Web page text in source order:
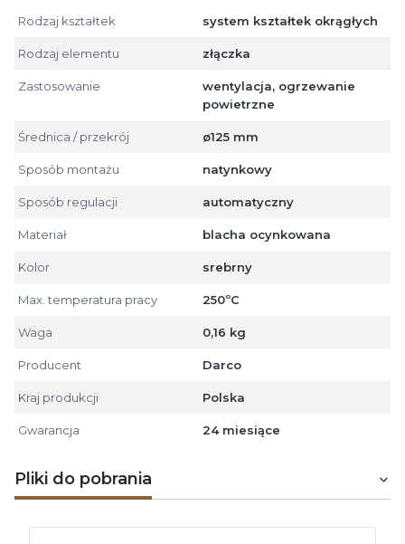
Rodzaj kształtek system kształtek okrągłych
Rodzaj elementu złączka
Zastosowanie
wentylacja, ogrzewanie
powietrzne
Średnica / przekrój ø125 mm
Sposób montażu natynkowy
Sposób regulacji automatyczny
Materiał blacha ocynkowana
Kolor srebrny
Max. temperatura pracy 250ºC
Waga 0,16 kg
Producent Darco
Kraj produkcji Polska
Gwarancja 24 miesiące
Pliki do pobrania